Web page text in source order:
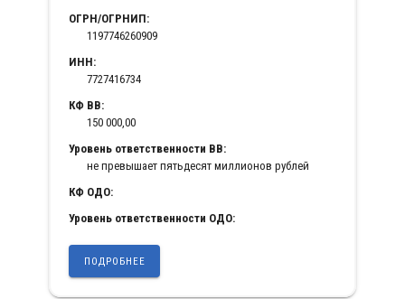
ОГРН/ОГРНИП:
1197746260909
ИНН:
7727416734
КФ ВВ:
150 000,00
Уровень ответственности ВВ:
не превышает пятьдесят миллионов рублей
КФ ОДО:
Уровень ответственности ОДО:
ПОДРОБНЕЕ